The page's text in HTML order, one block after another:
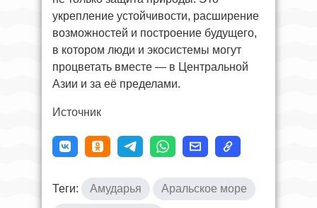
укрепление устойчивости, расширение
возможностей и построение будущего,
в котором люди и экосистемы могут
процветать вместе — в Центральной
Азии и за её пределами.
Источник
Теги: Амударья Аральское море